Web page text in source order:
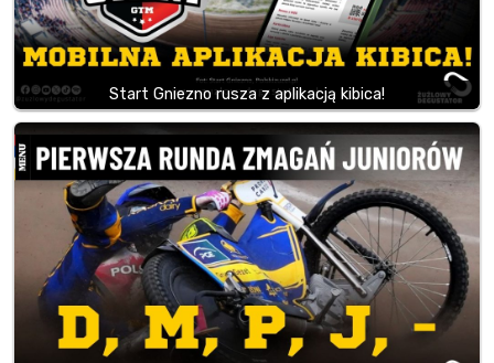
Start Gniezno rusza z aplikacją kibica!